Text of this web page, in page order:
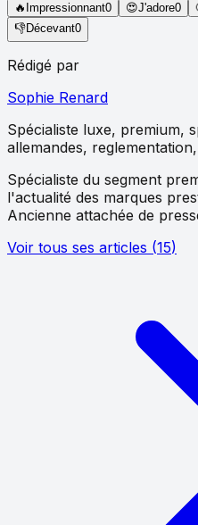
🔥 Impressionnant0 😍J'adore0
👎Décevant0
Rédigé par
Sophie Renard
Spécialiste luxe, premium,
allemandes,
Spécialiste du segment
l'actualité des marques
Ancienne attachée de
Voir tous ses articles (15)